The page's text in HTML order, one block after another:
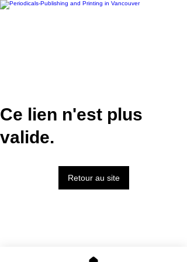
Ce lien n'est plus
valide.
Retour au site